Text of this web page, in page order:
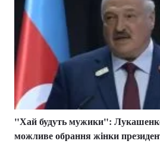
"Хай будуть мужики":
можливе обрання жінки